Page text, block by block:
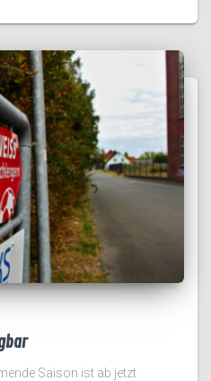
Saison ist ab jetzt